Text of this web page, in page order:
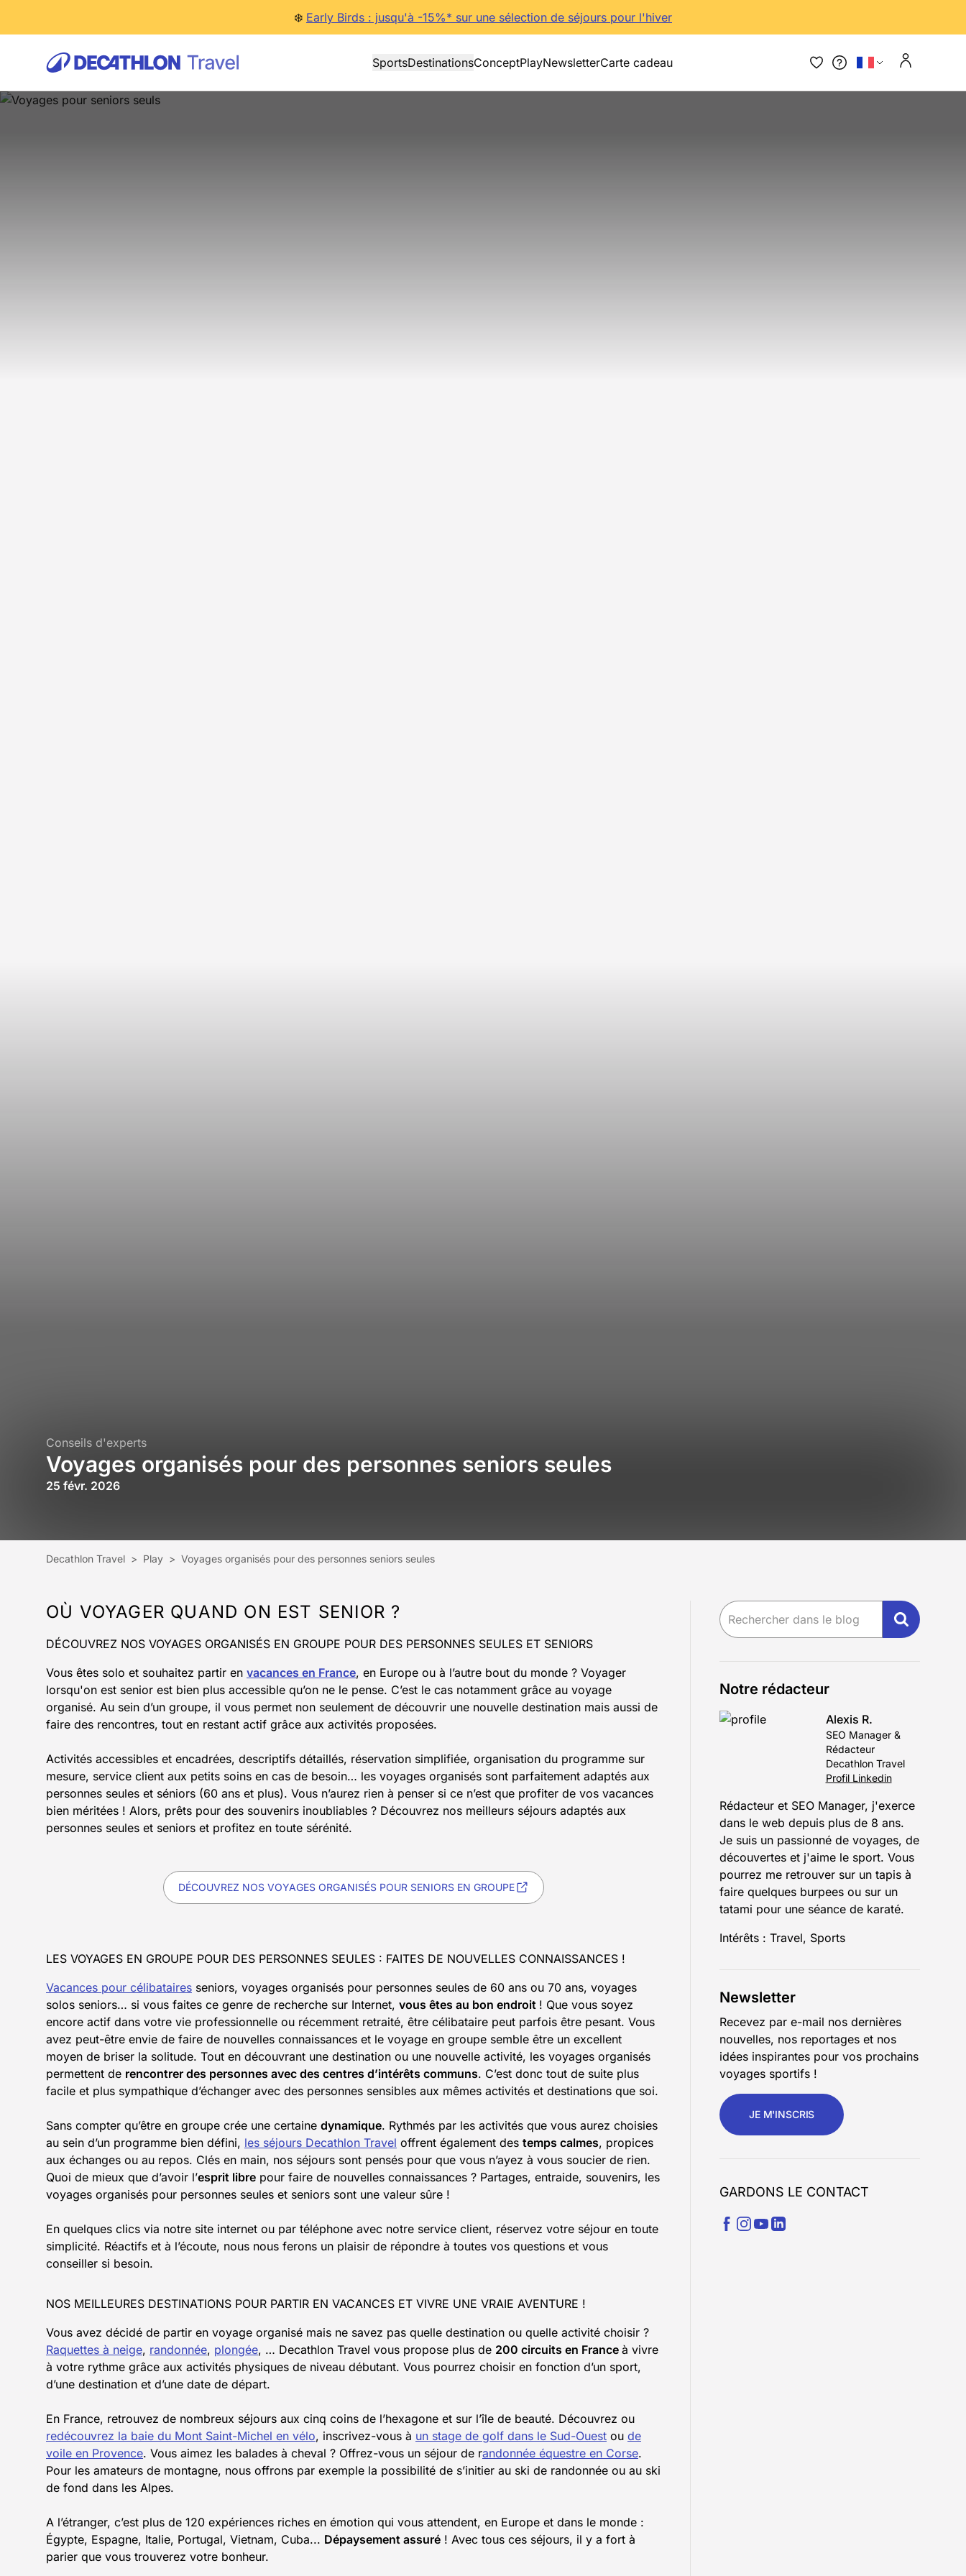
❄️ Early Birds : jusqu'à -15%* sur une sélection de séjours pour l'hiver
SportsDestinationsConceptPlayNewsletterCarte cadeau
Conseils d'experts
Voyages organisés pour des personnes seniors seules
25 févr. 2026
Decathlon Travel > Play > Voyages organisés pour des personnes seniors seules
OÙ VOYAGER QUAND ON EST SENIOR ?
DÉCOUVREZ NOS VOYAGES ORGANISÉS EN GROUPE POUR DES PERSONNES SEULES ET SENIORS
Vous êtes solo et souhaitez partir en vacances en France, en Europe ou à l’autre bout du monde ? Voyager
lorsqu'on est senior est bien plus accessible qu’on ne le pense. C’est le cas notamment grâce au voyage
organisé. Au sein d’un groupe, il vous permet non seulement de découvrir une nouvelle destination mais aussi de
faire des rencontres, tout en restant actif grâce aux activités proposées.
Activités accessibles et encadrées, descriptifs détaillés, réservation simplifiée, organisation du programme sur
mesure, service client aux petits soins en cas de besoin… les voyages organisés sont parfaitement adaptés aux
personnes seules et séniors (60 ans et plus). Vous n’aurez rien à penser si ce n’est que profiter de vos vacances
bien méritées ! Alors, prêts pour des souvenirs inoubliables ? Découvrez nos meilleurs séjours adaptés aux
personnes seules et seniors et profitez en toute sérénité.
DÉCOUVREZ NOS VOYAGES ORGANISÉS POUR SENIORS EN GROUPE
LES VOYAGES EN GROUPE POUR DES PERSONNES SEULES : FAITES DE NOUVELLES CONNAISSANCES !
Vacances pour célibataires seniors, voyages organisés pour personnes seules de 60 ans ou 70 ans, voyages
solos seniors… si vous faites ce genre de recherche sur Internet, vous êtes au bon endroit ! Que vous soyez
encore actif dans votre vie professionnelle ou récemment retraité, être célibataire peut parfois être pesant. Vous
avez peut-être envie de faire de nouvelles connaissances et le voyage en groupe semble être un excellent
moyen de briser la solitude. Tout en découvrant une destination ou une nouvelle activité, les voyages organisés
permettent de rencontrer des personnes avec des centres d’intérêts communs. C’est donc tout de suite plus
facile et plus sympathique d’échanger avec des personnes sensibles aux mêmes activités et destinations que soi.
Sans compter qu’être en groupe crée une certaine dynamique. Rythmés par les activités que vous aurez choisies
au sein d’un programme bien défini, les séjours Decathlon Travel offrent également des temps calmes, propices
aux échanges ou au repos. Clés en main, nos séjours sont pensés pour que vous n’ayez à vous soucier de rien.
Quoi de mieux que d’avoir l’esprit libre pour faire de nouvelles connaissances ? Partages, entraide, souvenirs, les
voyages organisés pour personnes seules et seniors sont une valeur sûre !
En quelques clics via notre site internet ou par téléphone avec notre service client, réservez votre séjour en toute
simplicité. Réactifs et à l’écoute, nous nous ferons un plaisir de répondre à toutes vos questions et vous
conseiller si besoin.
NOS MEILLEURES DESTINATIONS POUR PARTIR EN VACANCES ET VIVRE UNE VRAIE AVENTURE !
Vous avez décidé de partir en voyage organisé mais ne savez pas quelle destination ou quelle activité choisir ?
Raquettes à neige, randonnée, plongée, … Decathlon Travel vous propose plus de 200 circuits en France à vivre
à votre rythme grâce aux activités physiques de niveau débutant. Vous pourrez choisir en fonction d’un sport,
d’une destination et d’une date de départ.
En France, retrouvez de nombreux séjours aux cinq coins de l’hexagone et sur l’île de beauté. Découvrez ou
redécouvrez la baie du Mont Saint-Michel en vélo, inscrivez-vous à un stage de golf dans le Sud-Ouest ou de
voile en Provence. Vous aimez les balades à cheval ? Offrez-vous un séjour de randonnée équestre en Corse.
Pour les amateurs de montagne, nous offrons par exemple la possibilité de s’initier au ski de randonnée ou au ski
de fond dans les Alpes.
A l’étranger, c’est plus de 120 expériences riches en émotion qui vous attendent, en Europe et dans le monde :
Égypte, Espagne, Italie, Portugal, Vietnam, Cuba... Dépaysement assuré ! Avec tous ces séjours, il y a fort à
parier que vous trouverez votre bonheur.
Notre rédacteur
Alexis R.
SEO Manager &
Rédacteur
Decathlon Travel
Profil Linkedin
Rédacteur et SEO Manager, j'exerce
dans le web depuis plus de 8 ans.
Je suis un passionné de voyages, de
découvertes et j'aime le sport. Vous
pourrez me retrouver sur un tapis à
faire quelques burpees ou sur un
tatami pour une séance de karaté.
Intérêts : Travel, Sports
Newsletter
Recevez par e-mail nos dernières
nouvelles, nos reportages et nos
idées inspirantes pour vos prochains
voyages sportifs !
JE M'INSCRIS
GARDONS LE CONTACT